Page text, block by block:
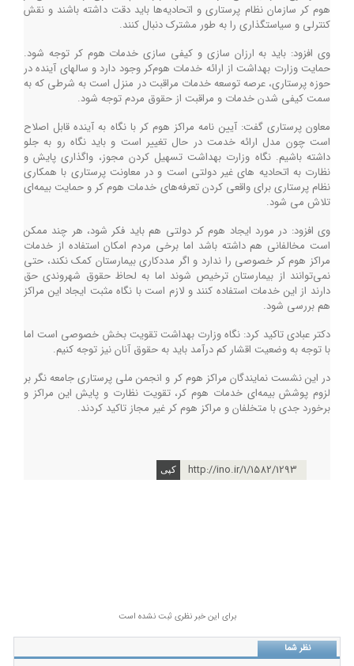
هوم کر سازمان نظام پرستاری و اتحادیه‌ها باید دقت داشته باشند و نقش
کنترلی و سیاستگذاری را به طور مشترک دنبال کنند.
وی افزود: باید به ارزان سازی و کیفی سازی خدمات هوم کر توجه شود.
حمایت وزارت بهداشت از ارائه خدمات هوم‌کر وجود دارد و سالهای آینده در
حوزه پرستاری، عرصه توسعه خدمات مراقبت در منزل است به شرطی که به
سمت کیفی شدن خدمات و مراقبت از حقوق مردم توجه شود.
معاون پرستاری گفت: آیین نامه مراکز هوم کر با نگاه به آینده قابل اصلاح
است چون مدل ارائه خدمت در حال تغییر است و باید نگاه رو به جلو
داشته باشیم. نگاه وزارت بهداشت تسهیل کردن مجوز، واگذاری پایش و
نظارت به اتحادیه های غیر دولتی است و در معاونت پرستاری با همکاری
نظام پرستاری برای واقعی کردن تعرفه‌های خدمات هوم کر و حمایت بیمه‌ای
تلاش می شود.
وی افزود: در مورد ایجاد هوم کر دولتی هم باید فکر شود، هر چند ممکن
است مخالفانی هم داشته باشد اما برخی مردم امکان استفاده از خدمات
مراکز هوم کر خصوصی را ندارد و اگر مددکاری بیمارستان کمک نکند، حتی
نمی‌توانند از بیمارستان ترخیص شوند اما به لحاظ حقوق شهروندی حق
دارند از این خدمات استفاده کنند و لازم است با نگاه مثبت ایجاد این مراکز
هم بررسی شود.
دکتر عبادی تاکید کرد: نگاه وزارت بهداشت تقویت بخش خصوصی است اما
با توجه به وضعیت اقشار کم درآمد باید به حقوق آنان نیز توجه کنیم.
در این نشست نمایندگان مراکز هوم کر و انجمن ملی پرستاری جامعه نگر بر
لزوم پوشش بیمه‌ای خدمات هوم کر، تقویت نظارت و پایش این مراکز و
برخورد جدی با متخلفان و مراکز هوم کر غیر مجاز تاکید کردند.
http://ino.ir/1/1582/1293
برای این خبر نظری ثبت نشده است
نظر شما